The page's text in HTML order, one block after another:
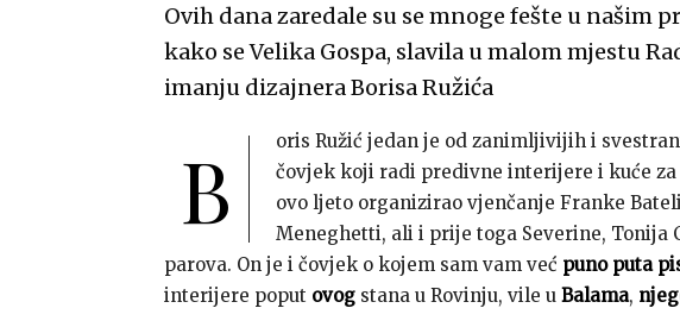
Ovih dana zaredale su se mnoge fešte u našim
kako se Velika Gospa, slavila u malom mjestu
imanju dizajnera Borisa Ružića
B
oris Ružić jedan je od zanimljivijih i
čovjek koji radi predivne interijere i kuće
ovo ljeto organizirao vjenčanje Franke
Meneghetti, ali i prije toga Severine, Tonija
parova. On je i čovjek o kojem sam vam već puno puta
interijere poput ovog stana u Rovinju, vile u Balama,